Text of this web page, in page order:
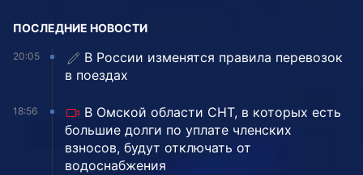
ПОСЛЕДНИЕ НОВОСТИ
20:05
В России изменятся правила перевозок
в поездах
18:56
В Омской области СНТ, в которых есть
большие долги по уплате членских
взносов, будут отключать от
водоснабжения